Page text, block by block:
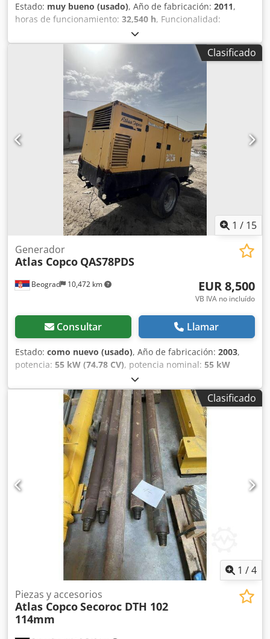
Estado: muy bueno (usado), Año de fabricación: 2011,
horas de funcionamiento: 32,540 h, Funcionalidad:
, Compresor de tornillo exento de
aceite 145 kW 8,60 bar 21,70 m3/min Año de fabricación:
2011 Horas de funcionamiento: 32.540 Codpfx Akjy HrClasificado
1 / 15
Beograd 10,472 km
Generador
Atlas Copco QAS78PDS
EUR 8,500
VB IVA no incluído
Consultar Llamar
Estado: como nuevo (usado), Año de fabricación: 2003,
potencia: 55 kW (74.78 CV), potencia nominal: 55 kW
, excelente estado Cedpfx Ajy Rqmiokbsha
Clasificado
1 /4
Piezas y accesorios
Atlas CopcoSecoroc DTH 102
114mm